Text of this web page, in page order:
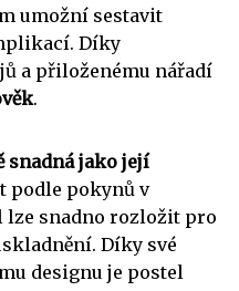
umožní sestavit
Díky
a přiloženému nářadí
.
snadná jako její
podle pokynů v
lze snadno rozložit pro
Díky své
designu je postel